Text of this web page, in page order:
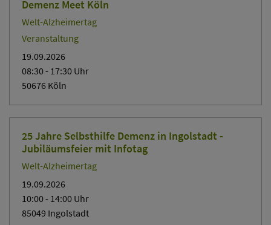
Demenz Meet Köln
Welt-Alzheimertag
Veranstaltung
19.09.2026
08:30- 17:30 Uhr
50676 Köln
25 Jahre Selbsthilfe Demenz in Ingolstadt -
Jubiläumsfeier mit Infotag
Welt-Alzheimertag
19.09.2026
10:00- 14:00 Uhr
85049 Ingolstadt